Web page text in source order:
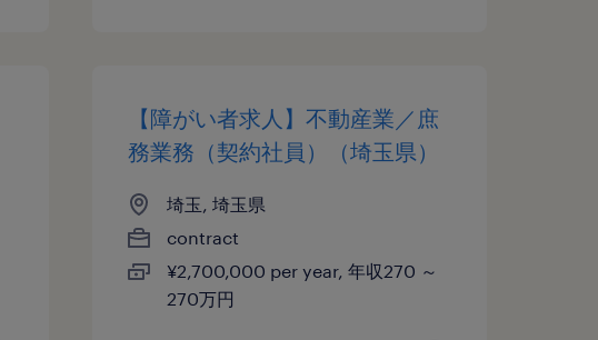
【障がい者求人】不動産業／庶
務業務（契約社員）（埼玉県）
埼玉, 埼玉県
contract
¥2,700,000 per year, 年収270 ～
270万円